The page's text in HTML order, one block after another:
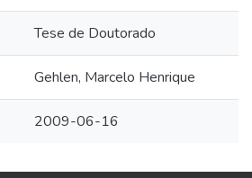
Tese de Doutorado
Gehlen, Marcelo Henrique
2009-06-16